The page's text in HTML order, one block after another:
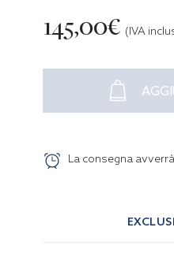
145,00€ (IVA
La consegna